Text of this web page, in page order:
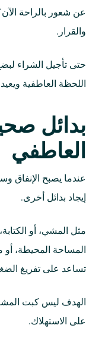
عن شعور بالراحة
والقرار.
حتى تأجيل الشراء
اللحظة العاطفية
بدائل
العاطفي
عندما يصبح الإنفاق
إيجاد بدائل أخرى.
مثل المشي، أو
المساحة المحيطة،
تساعد على تفريغ
الهدف ليس كبت
على الاستهلاك.